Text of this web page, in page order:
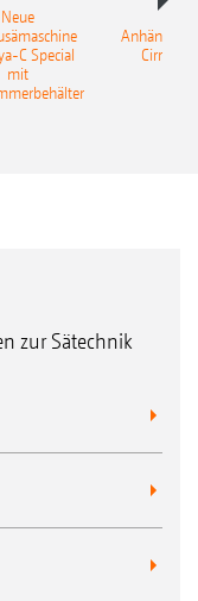
Neue
C Special
mit
Cirrus
zur Sätechnik